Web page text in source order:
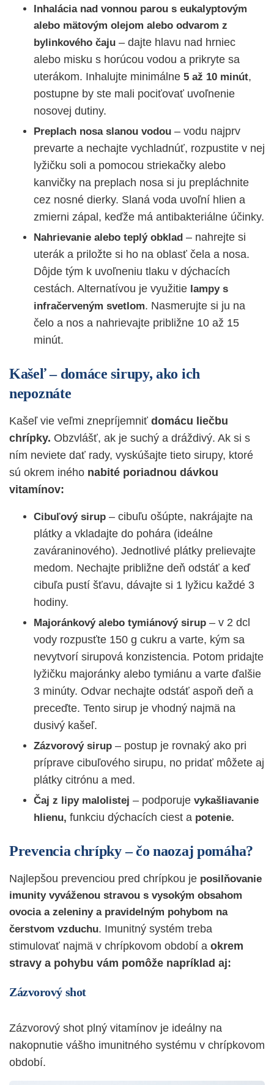
Inhalácia nad vonnou parou s eukalyptovým
alebo mätovým olejom alebo odvarom z
bylinkového čaju – dajte hlavu nad hrniec
alebo misku s horúcou vodou a prikryte sa
uterákom. Inhalujte minimálne 5 až 10 minút,
postupne by ste mali pociťovať uvoľnenie
nosovej dutiny.
Preplach nosa slanou vodou – vodu najprv
prevarte a nechajte vychladnúť, rozpustite v nej
lyžičku soli a pomocou striekačky alebo
kanvičky na preplach nosa si ju prepláchnite
cez nosné dierky. Slaná voda uvoľní hlien a
zmierni zápal, keďže má antibakteriálne účinky.
Nahrievanie alebo teplý obklad – nahrejte si
uterák a priložte si ho na oblasť čela a nosa.
Dôjde tým k uvoľneniu tlaku v dýchacích
cestách. Alternatívou je využitie lampy s
infračerveným svetlom. Nasmerujte si ju na
čelo a nos a nahrievajte približne 10 až 15
minút.
Kašeľ – domáce sirupy, ako ich
nepoznáte
Kašeľ vie veľmi znepríjemniť domácu liečbu
chrípky. Obzvlášť, ak je suchý a dráždivý. Ak si s
ním neviete dať rady, vyskúšajte tieto sirupy, ktoré
sú okrem iného nabité poriadnou dávkou
vitamínov:
Cibuľový sirup – cibuľu ošúpte, nakrájajte na
plátky a vkladajte do pohára (ideálne
zaváraninového). Jednotlivé plátky prelievajte
medom. Nechajte približne deň odstáť a keď
cibuľa pustí šťavu, dávajte si 1 lyžicu každé 3
hodiny.
Majoránkový alebo tymiánový sirup – v 2 dcl
vody rozpusťte 150 g cukru a varte, kým sa
nevytvorí sirupová konzistencia. Potom pridajte
lyžičku majoránky alebo tymiánu a varte ďalšie
3 minúty. Odvar nechajte odstáť aspoň deň a
preceďte. Tento sirup je vhodný najmä na
dusivý kašeľ.
Zázvorový sirup – postup je rovnaký ako pri
príprave cibuľového sirupu, no pridať môžete aj
plátky citrónu a med.
Čaj z lipy malolistej – podporuje vykašliavanie
hlienu, funkciu dýchacích ciest a potenie.
Prevencia chrípky – čo naozaj pomáha?
Najlepšou prevenciou pred chrípkou je posilňovanie
imunity vyváženou stravou s vysokým obsahom
ovocia a zeleniny a pravidelným pohybom na
čerstvom vzduchu. Imunitný systém treba
stimulovať najmä v chrípkovom období a okrem
stravy a pohybu vám pomôže napríklad aj:
Zázvorový shot
Zázvorový shot plný vitamínov je ideálny na
nakopnutie vášho imunitného systému v chrípkovom
období.